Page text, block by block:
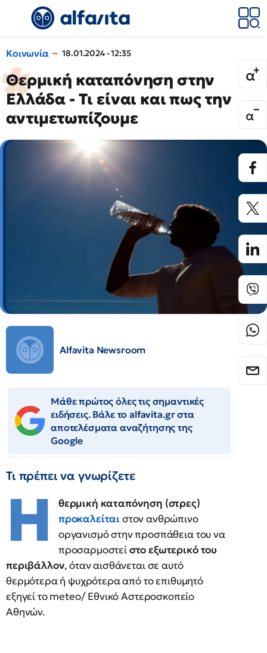
Κοινωνία 18.01.2024 - 12:35
Θερμική καταπόνηση στην
Ελλάδα - Tι είναι και πως την
αντιμετωπίζουμε
Alfavita Newsroom
Μάθε πρώτος όλες τις σημαντικές
ειδήσεις. Βάλε το alfavita.gr στα
αποτελέσματα αναζήτησης της
Google
Τι πρέπει να γνωρίζετε
Η
θερμική καταπόνηση (στρες)
προκαλείταιστον ανθρώπινο
οργανισμό στην προσπάθεια του να
προσαρμοστείστο εξωτερικό του
περιβάλλον, όταν αισθάνεται σε αυτό
θερμότερα ή ψυχρότερα από το επιθυμητό
εξηγεί το meteo/ Εθνικό Αστεροσκοπείο
Αθηνών.